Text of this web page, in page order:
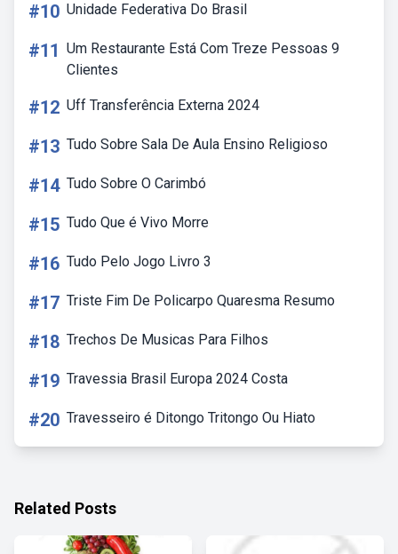
#10 Unidade Federativa Do Brasil
#11 Um Restaurante Está Com Treze Pessoas 9
Clientes
#12 Uff Transferência Externa 2024
#13 Tudo Sobre Sala De Aula Ensino Religioso
#14 Tudo Sobre O Carimbó
#15 Tudo Que é Vivo Morre
#16 Tudo Pelo Jogo Livro 3
#17 Triste Fim De Policarpo Quaresma Resumo
#18 Trechos De Musicas Para Filhos
#19 Travessia Brasil Europa 2024 Costa
#20 Travesseiro é Ditongo Tritongo Ou Hiato
Related Posts